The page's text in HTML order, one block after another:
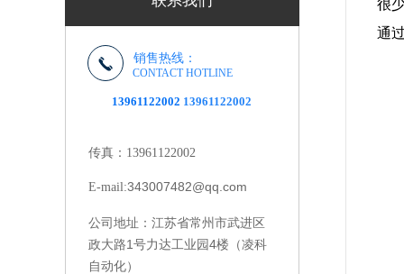
销售热线：
CONTACT HOTLINE
13961122002 13961122002
传真：13961122002
E-mail:343007482@qq.com
公司地址： 江苏省常州市武进区
政大路1号力达工业园4楼（凌科
自动化）
很
通